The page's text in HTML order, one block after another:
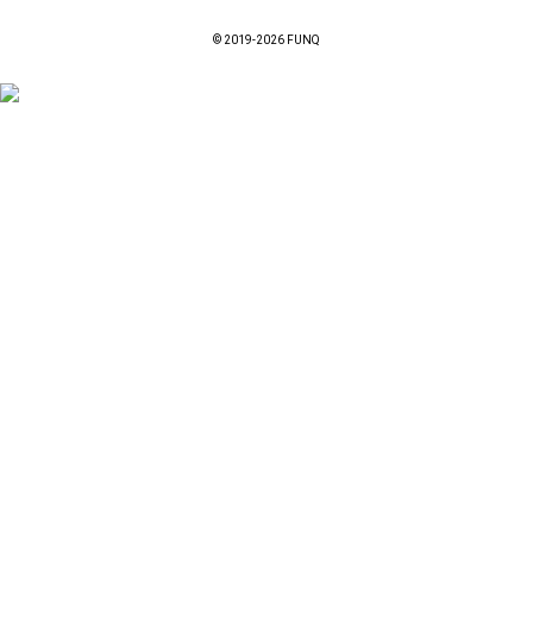
© 2019-2026 FUNQ